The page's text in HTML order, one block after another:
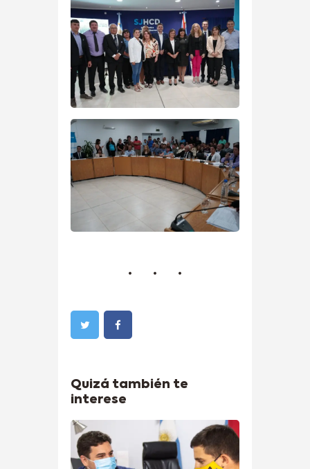
Quizá también te
interese